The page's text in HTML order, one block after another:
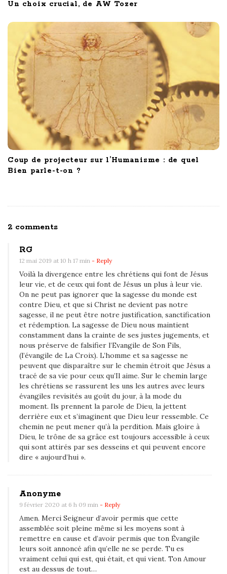
Un choix crucial, de AW Tozer
Coup de projecteur sur l’Humanisme : de quel
Bien parle-t-on ?
2 commentsO
u
s
d
e
m
o
i
,
m
o
i
n
s
d
D
i
e
u
RG
12 mai 2019 at 10 h 17 min - Reply
Voilà la divergence entre les chrétiens qui font de Jésus
leur vie, et de ceux qui font de Jésus un plus à leur vie.
On ne peut pas ignorer que la sagesse du monde est
contre Dieu, et que si Christ ne devient pas notre
sagesse, il ne peut être notre justification, sanctification
et rédemption. La sagesse de Dieu nous maintient
constamment dans la crainte de ses justes jugements, et
nous préserve de falsifier l’Evangile de Son Fils,
(l’évangile de La Croix). L’homme et sa sagesse ne
peuvent que disparaître sur le chemin étroit que Jésus a
tracé de sa vie pour ceux qu’Il aime. Sur le chemin large
les chrétiens se rassurent les uns les autres avec leurs
évangiles revisités au goût du jour, à la mode du
moment. Ils prennent la parole de Dieu, la jettent
derrière eux et s’imaginent que Dieu leur ressemble. Ce
chemin ne peut mener qu’à la perdition. Mais gloire à
Dieu, le trône de sa grâce est toujours accessible à ceux
qui sont attirés par ses desseins et qui peuvent encore
dire « aujourd’hui ».
Anonyme
9 février 2020 at 6 h 09 min - Reply
Amen. Merci Seigneur d’avoir permis que cette
assemblée soit pleine même si les moyens sont à
remettre en cause et d’avoir permis que ton Évangile
leurs soit annoncé afin qu’elle ne se perde. Tu es
vraiment celui qui est, qui était, et qui vient. Ton Amour
est au dessus de tout…